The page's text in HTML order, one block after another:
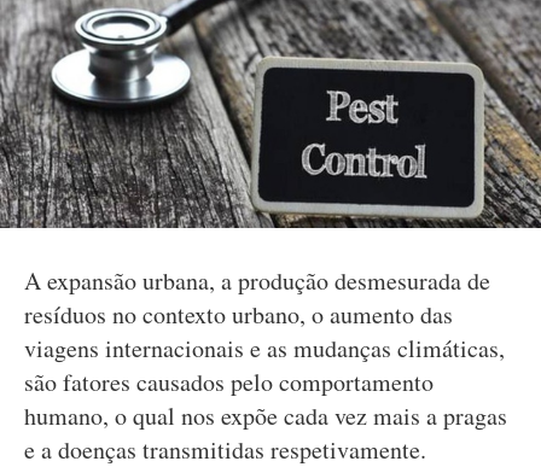
A expansão urbana, a produção desmesurada de
resíduos no contexto urbano, o aumento das
viagens internacionais e as mudanças climáticas,
são fatores causados pelo comportamento
humano, o qual nos expõe cada vez mais a pragas
e a doenças transmitidas respetivamente.